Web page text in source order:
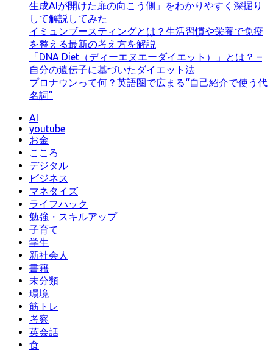
生成AIが開けた扉の向こう側」をわかりやすく深掘り
して解説してみた
イミュンブースティングとは？生活習慣や栄養で免疫
を整える最新の考え方を解説
「DNA Diet（ディーエヌエーダイエット）」とは？ –
自分の遺伝子に基づいたダイエット法
プロナウンって何？英語圏で広まる“自己紹介で使う代
名詞”
AI
youtube
お金
こころ
デジタル
ビジネス
マネタイズ
ライフハック
勉強・スキルアップ
子育て
学生
新社会人
書籍
未分類
環境
筋トレ
考察
英会話
食